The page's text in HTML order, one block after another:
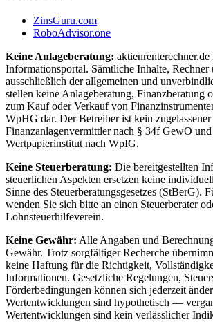
ZinsGuru.com
RoboAdvisor.one
Keine Anlageberatung:
Informationsportal. Sämtliche Inhalte, Rechner
ausschließlich der allgemeinen und
stellen keine Anlageberatung, Finanzberatung
zum Kauf oder Verkauf von
WpHG dar. Der Betreiber ist kein zugelassener
Finanzanlagenvermittler nach § 34f GewO
Wertpapierinstitut nach WpIG.
Keine Steuerberatung: Die bereitgestellten
steuerlichen Aspekten ersetzen keine
Sinne des Steuerberatungsgesetzes (StBerG).
wenden Sie sich bitte an einen Steuerberater
Lohnsteuerhilfeverein.
Keine Gewähr: Alle Angaben und
Gewähr. Trotz sorgfältiger Recherche
keine Haftung für die Richtigkeit,
Informationen. Gesetzliche Regelungen,
Förderbedingungen können sich jederzeit
Wertentwicklungen sind hypothetisch —
Wertentwicklungen sind kein verlässlicher